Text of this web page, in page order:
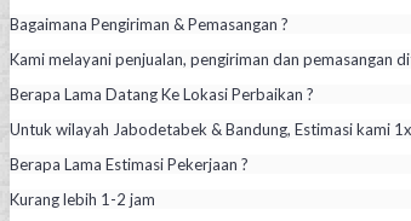
Bagaimana Pengiriman & Pemasangan ?
Kami melayani penjualan, pengiriman dan pemasangan
Berapa Lama Datang Ke Lokasi Perbaikan ?
Untuk wilayah Jabodetabek & Bandung, Estimasi kami
Berapa Lama Estimasi Pekerjaan ?
Kurang lebih 1-2 jam